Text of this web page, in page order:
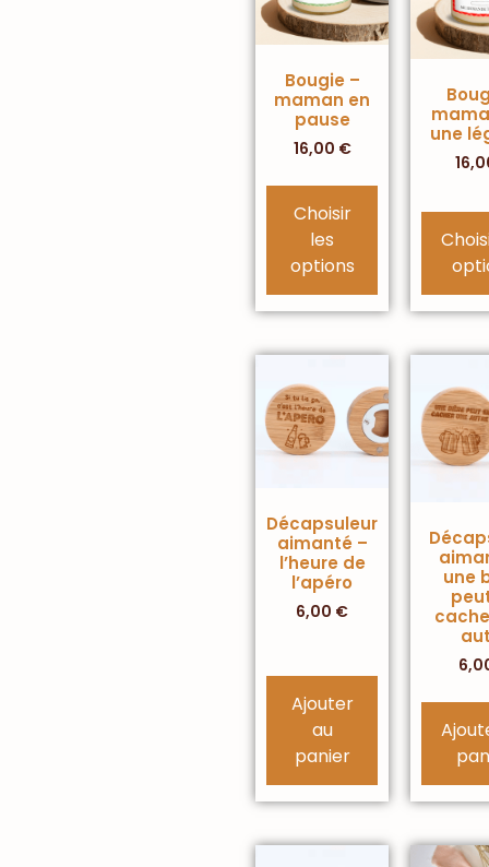
Bougie –
maman en
pause
16,00 €
Choisir
les
options
une
Décapsuleur
aimanté –
l’heure de
l’apéro
6,00 €
Ajouter
au
panier
une